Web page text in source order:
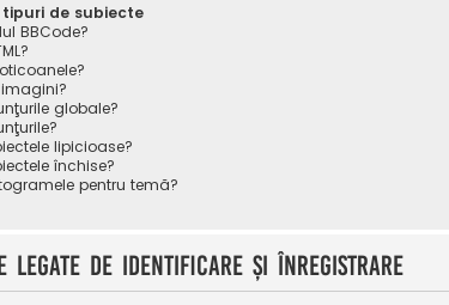
tipuri de subiecte
BBCode?
globale?
lipicioase?
închise?
pentru temă?
legate de identificare și înregistrare